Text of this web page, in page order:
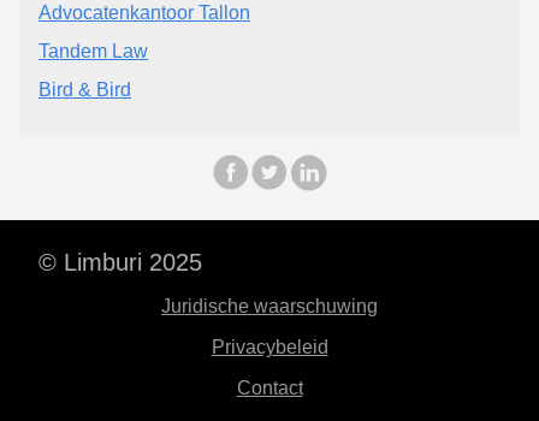
Advocatenkantoor Tallon
Tandem Law
Bird & Bird
© Limburi 2025
Juridische waarschuwing
Privacybeleid
Contact